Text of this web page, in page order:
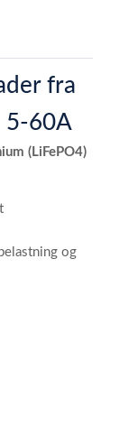
fra
5-60A
(LiFePO4)
og